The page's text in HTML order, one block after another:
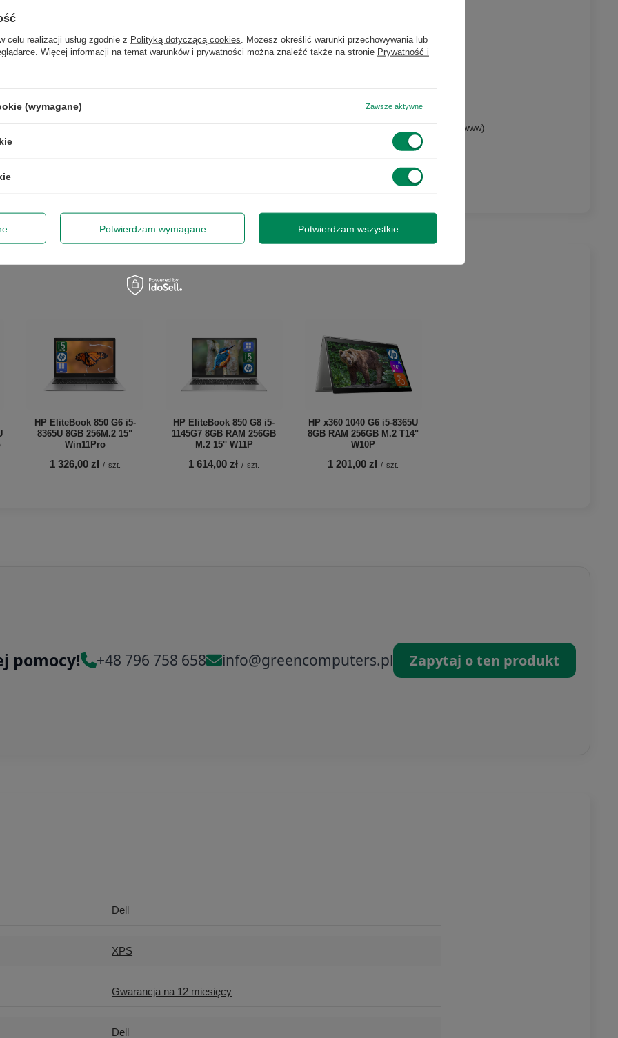
ERP, obsługa programów sprzedażowych i fakturowych, edycja dokumentów, wyliczenia, tworzenie stron www)
poczty email, zakupy online, obróbka zdjęć, media społecznościowe, youtube)
HP EliteBook 850 G6 i5-
8365U 8GB 256M.2 15"
Win11Pro
1 326,00 zł / szt.
HP EliteBook 850 G8 i5-
1145G7 8GB RAM 256GB
M.2 15'' W11P
1 614,00 zł / szt.
HP x360 1040 G6 i5-8365U
8GB RAM 256GB M.2 T14"
W10P
1 201,00 zł / szt.
pomocy! +48 796 758 658 info@greencomputers.pl Zapytaj o ten produkt
Dell
XPS
Gwarancja na 12 miesięcy
Dell
jako pierwszy informacje o zniżkach i rabatach w
Szanujemy Twoją prywatność – żadnego spamu.
celu realizacji usług zgodnie z Polityką dotyczącą cookies . Możesz określić warunki przechowywania lub
Więcej informacji na temat warunków i prywatności można znaleźć także na stronie Prywatność i
(wymagane) Zawsze aktywne
Potwierdzam wymagane Potwierdzam wszystkie